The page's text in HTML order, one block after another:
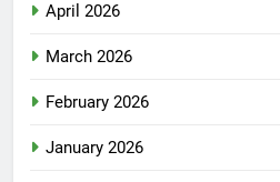
April 2026
March 2026
February 2026
January 2026